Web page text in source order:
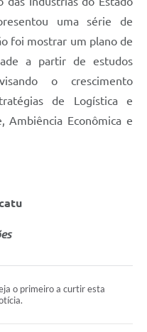
uma série de
foi mostrar um plano de
a partir de estudos
o crescimento
de Logística e
Ambiência Econômica e
o primeiro a curtir esta